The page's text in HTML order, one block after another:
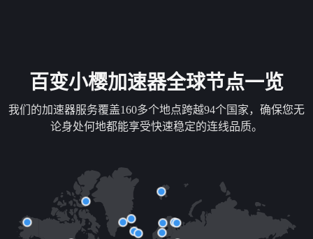
百变小樱加速器全球节点一览
我们的加速器服务覆盖160多个地点跨越94个国家，确保您无
论身处何地都能享受快速稳定的连线品质。